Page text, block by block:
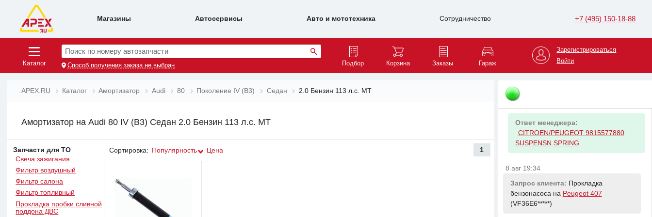
Магазины Автосервисы Авто и мототехника Сотрудничество +7 (495) 150-18-88
Каталог
Поиск по номеру автозапчасти
Способ получения заказа не выбран Подбор Корзина Заказы Гараж
Зарегистрироваться
Войти
APEX.RU Каталог Амортизатор Audi 80 Поколение IV (B3) Седан 2.0 Бензин 113 л.с. MT
Амортизатор на Audi 80 IV (B3) Седан 2.0 Бензин 113 л.с. MT
Запчасти для ТО
Свеча зажигания
Фильтр воздушный
Фильтр салона
Фильтр топливный
Прокладка пробки сливной
поддона ДВС
Сортировка: Популярность Цена 1
-Диаметр 45
Диаметр 48
8 авг 19:34
Запрос клиента:
задняя на
Ответ менеджера:
- CITROEN/PEUGEOT 9815577880
SUSPENSN SPRING
8 авг 19:34
Запрос клиента: Прокладка
бензонасоса на Peugeot 407
(VF36E6*****)